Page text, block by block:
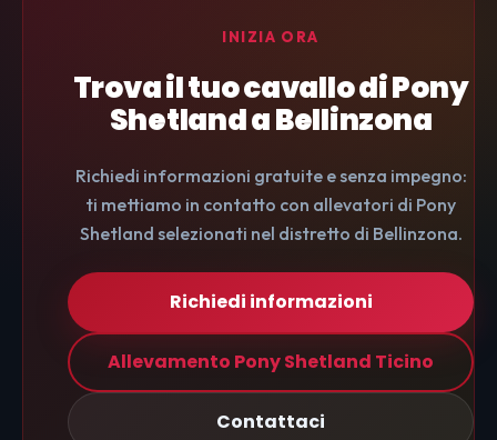
INIZIA ORA
Trova il tuo cavallo di Pony
Shetland a Bellinzona
Richiedi informazioni gratuite e senza impegno:
ti mettiamo in contatto con allevatori di Pony
Shetland selezionati nel distretto di Bellinzona.
Richiedi informazioni
Allevamento Pony Shetland Ticino
Contattaci